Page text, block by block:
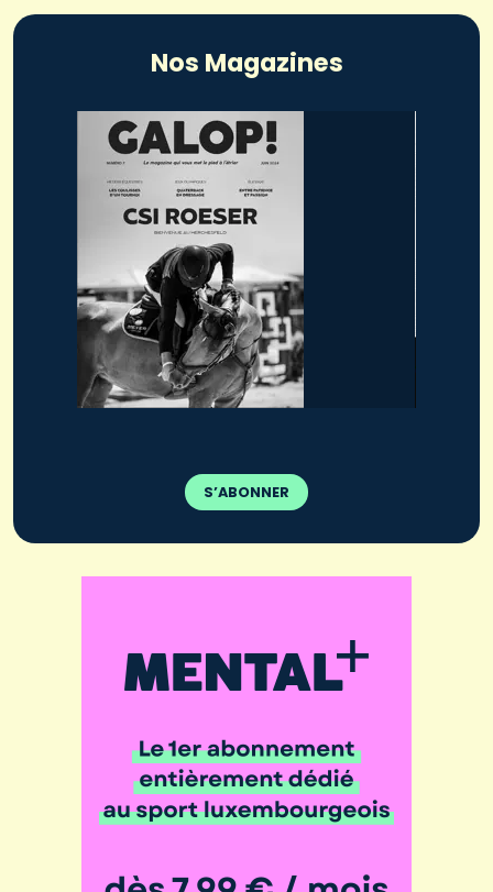
Nos Magazines
S’ABONNER